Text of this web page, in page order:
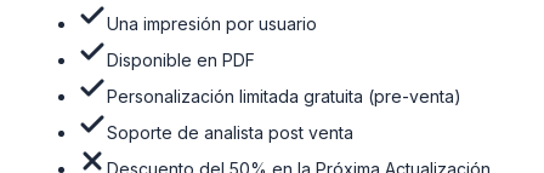
Una impresión por usuario
Disponible en PDF
Personalización limitada gratuita (pre-venta)
Soporte de analista post venta